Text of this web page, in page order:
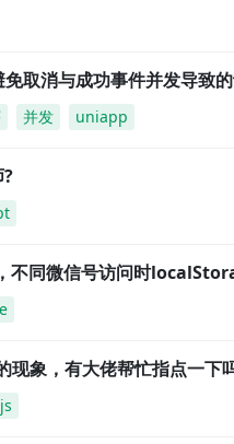
取消与成功事件并发导致
并发 uniapp
不同微信号访问时
象，有大佬帮忙指点一下